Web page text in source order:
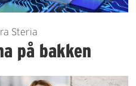
Steria
på bakken